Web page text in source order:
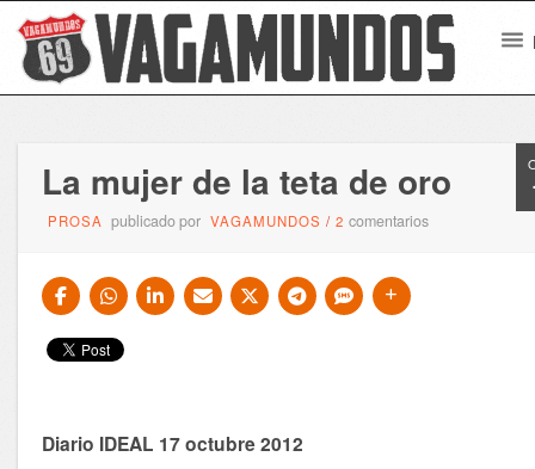
La mujer de la teta de oro
PROSA publicado por VAGAMUNDOS /2comentarios
Diario IDEAL 17 octubre 2012